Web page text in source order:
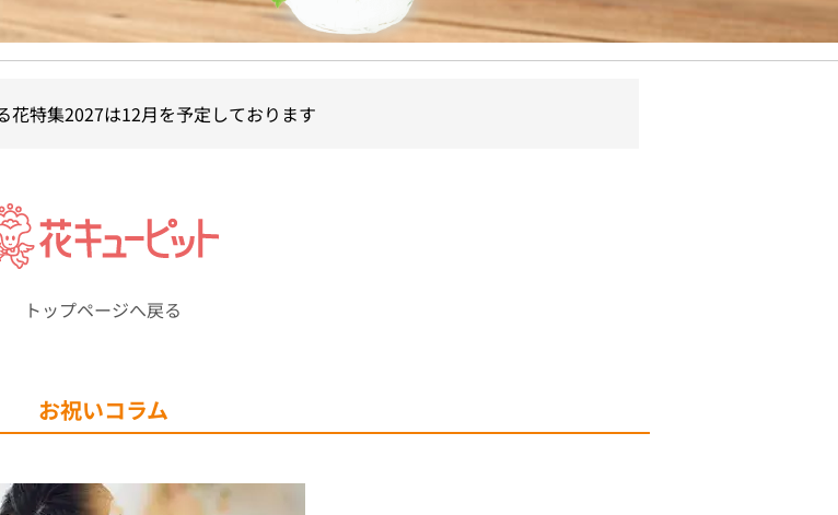
花特集2027は12月を予定しております
トップページへ戻る
お祝いコラム